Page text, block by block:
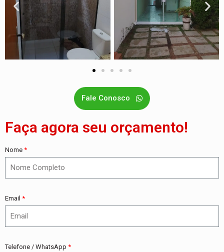
Fale Conosco
Faça agora seu orçamento!
Nome
Email
Telefone / WhatsApp